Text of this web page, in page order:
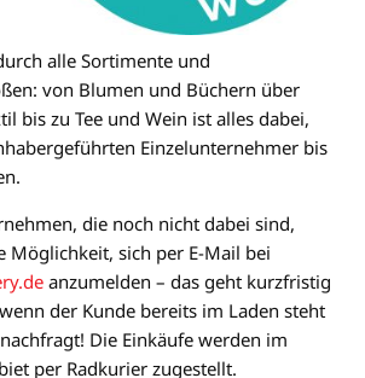
alle Sortimente und
von Blumen und Büchern über
bis zu Tee und Wein ist alles dabei,
Einzelunternehmer bis
die noch nicht dabei sind,
Möglichkeit, sich per E-Mail bei
anzumelden – das geht kurzfristig
der Kunde bereits im Laden steht
Die Einkäufe werden im
per Radkurier zugestellt.